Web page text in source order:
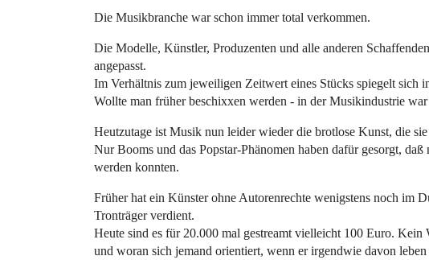
Die Musikbranche war schon immer total verkommen.
Die Modelle, Künstler, Produzenten und alle anderen
angepasst.
Im Verhältnis zum jeweiligen Zeitwert eines Stücks spiegelt sich
Wollte man früher beschixxen werden - in der Musikindustrie
Heutzutage ist Musik nun leider wieder die brotlose Kunst, die
Nur Booms und das Popstar-Phänomen haben dafür gesorgt,
werden konnten.
Früher hat ein Künster ohne Autorenrechte wenigstens noch im
Tronträger verdient.
Heute sind es für 20.000 mal gestreamt vielleicht 100 Euro.
und woran sich jemand orientiert, wenn er irgendwie davon